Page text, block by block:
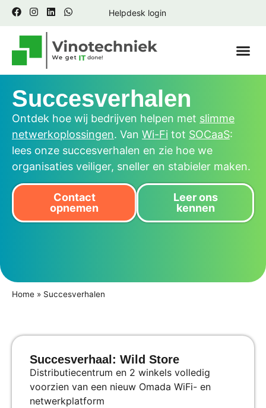
Helpdesk login
Succesverhalen
Ontdek hoe wij bedrijven helpen met slimme
netwerkoplossingen. Van Wi-Fi tot SOCaaS:
lees onze succesverhalen en zie hoe we
organisaties veiliger, sneller en stabieler maken.
Contact
opnemen
Leer ons
kennen
Home » Succesverhalen
Succesverhaal: Wild Store
Distributiecentrum en 2 winkels volledig
voorzien van een nieuw Omada WiFi- en
netwerkplatform